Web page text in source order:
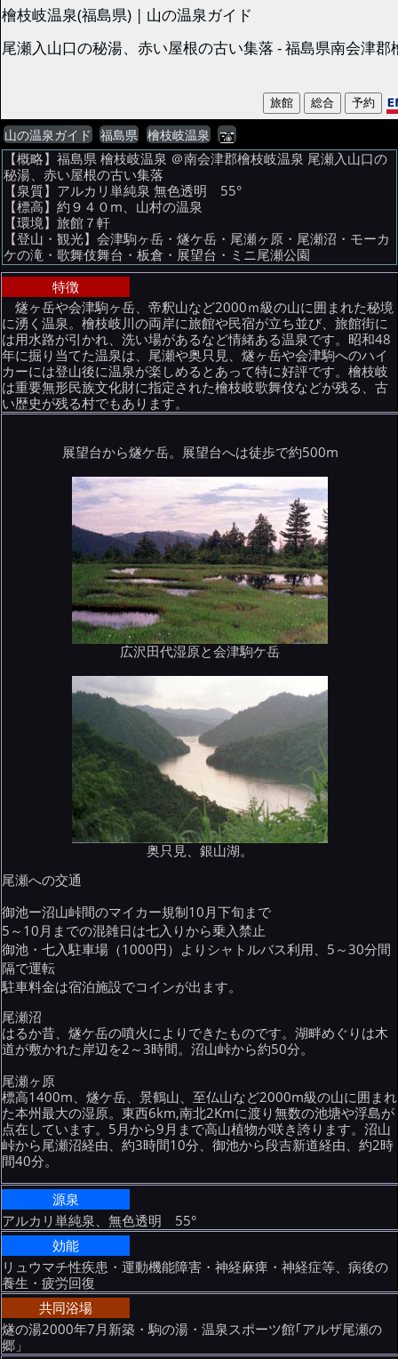
檜枝岐温泉(福島県) | 山の温泉ガイド
尾瀬入山口の秘湯、赤い屋根の古い集落 - 福島県南会津郡
山の温泉ガイド 福島県 檜枝岐温泉
【概略】福島県 檜枝岐温泉 ＠南会津郡檜枝岐温泉 尾瀬入山口の
秘湯、赤い屋根の古い集落
【泉質】アルカリ単純泉 無色透明 55°
【標高】約９４０m、山村の温泉
【環境】旅館７軒
【登山・観光】会津駒ヶ岳・燧ケ岳・尾瀬ヶ原・尾瀬沼・モーカ
ケの滝・歌舞伎舞台・板倉・展望台・ミニ尾瀬公園
特徴
燧ヶ岳や会津駒ヶ岳、帝釈山など2000ｍ級の山に囲まれた秘境
に湧く温泉。檜枝岐川の両岸に旅館や民宿が立ち並び、旅館街に
は用水路が引かれ、洗い場があるなど情緒ある温泉です。昭和48
年に掘り当てた温泉は、尾瀬や奥只見、燧ヶ岳や会津駒へのハイ
カーには登山後に温泉が楽しめるとあって特に好評です。檜枝岐
は重要無形民族文化財に指定された檜枝岐歌舞伎などが残る、古
い歴史が残る村でもあります。
展望台から燧ケ岳。展望台へは徒歩で約500m
広沢田代湿原と会津駒ケ岳
奥只見、銀山湖。
尾瀬への交通
御池ー沼山峠間のマイカー規制10月下旬まで
5～10月までの混雑日は七入りから乗入禁止
御池・七入駐車場（1000円）よりシャトルバス利用、5～30分間
隔で運転
駐車料金は宿泊施設でコインが出ます。
尾瀬沼
はるか昔、燧ケ岳の噴火によりできたものです。湖畔めぐりは木
道が敷かれた岸辺を2～3時間。沼山峠から約50分。
尾瀬ヶ原
標高1400m、燧ケ岳、景鶴山、至仏山など2000m級の山に囲まれ
た本州最大の湿原。東西6km,南北2Kmに渡り無数の池塘や浮島が
点在しています。5月から9月まで高山植物が咲き誇ります。沼山
峠から尾瀬沼経由、約3時間10分、御池から段吉新道経由、約2時
間40分。
源泉
アルカリ単純泉、無色透明 55°
効能
リュウマチ性疾患・運動機能障害・神経麻痺・神経症等、病後の
養生・疲労回復
共同浴場
燧の湯2000年7月新築・駒の湯・温泉スポーツ館｢アルザ尾瀬の
郷」